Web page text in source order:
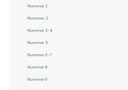
Nummer 1
Nummer 2
Nummer 3-4
Nummer 5
Nummer 6-7
Nummer 8
Nummer 9